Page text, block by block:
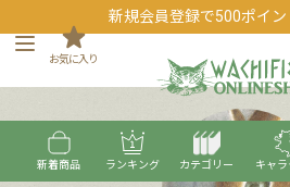
新規会員登録で500ポイン
お気に入り
新着商品 ランキング カテゴリー キャラ